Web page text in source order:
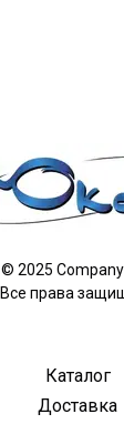
© 2025 Company
Все права
Каталог
Доставка